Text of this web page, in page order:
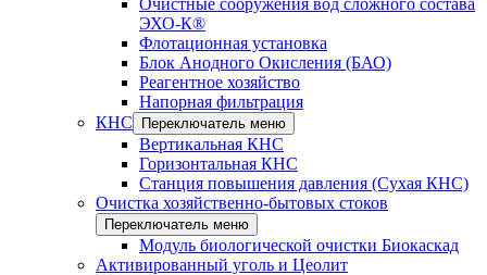
Очистные сооружения вод сложного состава
ЭХО-К®
Флотационная установка
Блок Анодного Окисления (БАО)
Реагентное хозяйство
Напорная фильтрация
КНС
Переключатель меню
Вертикальная КНС
Горизонтальная КНС
Станция повышения давления (Сухая КНС)
Очистка хозяйственно-бытовых стоков
Переключатель меню
Модуль биологической очистки Биокаскад
Активированный уголь и Цеолит